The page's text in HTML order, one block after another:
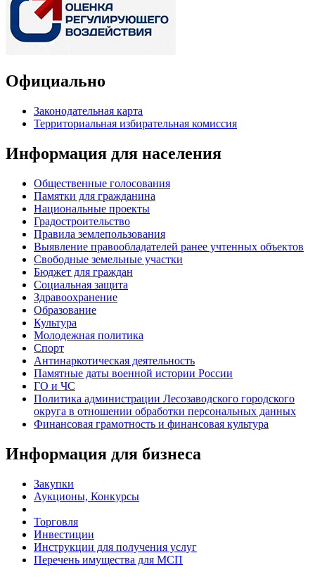
Официально
Законодательная карта
Территориальная избирательная комиссия
Информация для населения
Общественные голосования
Памятки для гражданина
Национальные проекты
Градостроительство
Правила землепользования
Выявление правообладателей ранее учтенных объектов
Свободные земельные участки
Бюджет для граждан
Социальная защита
Здравоохранение
Образование
Культура
Молодежная политика
Спорт
Антинаркотическая деятельность
Памятные даты военной истории России
ГО и ЧС
Политика администрации Лесозаводского городского
округа в отношении обработки персональных данных
Финансовая грамотность и финансовая культура
Информация для бизнеса
Закупки
Аукционы, Конкурсы
Торговля
Инвестиции
Инструкции для получения услуг
Перечень имущества для МСП